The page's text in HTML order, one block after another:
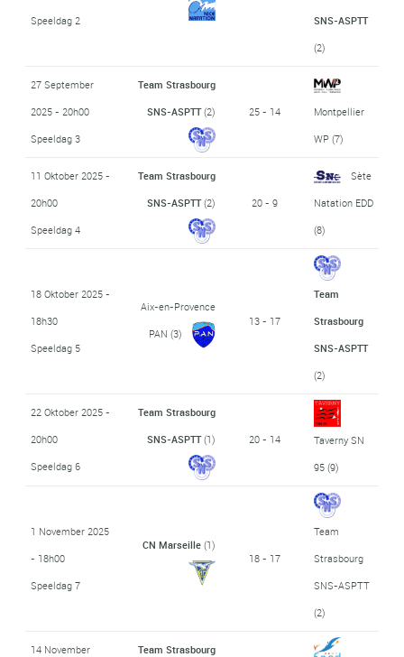
Speeldag 2
SNS-ASPTT
(2)
27 September
2025 - 20h00
Speeldag 3
Team Strasbourg
SNS-ASPTT(2) 25 - 14
Montpellier
WP(7)
11 Oktober 2025 -
20h00
Speeldag 4
Team Strasbourg
SNS-ASPTT(2) 20 - 9
Sète
Natation EDD
(8)
18 Oktober 2025 -
18h30
Speeldag 5
Aix-en-Provence
PAN (3)
13 - 17
Team
Strasbourg
SNS-ASPTT
(2)
22 Oktober 2025 -
20h00
Speeldag 6
Team Strasbourg
SNS-ASPTT(1) 20 - 14
Taverny SN
95(9)
1 November 2025
- 18h00
Speeldag 7
CN Marseille(1)
18 - 17
Team
Strasbourg
SNS-ASPTT
(2)
14 November
Team Strasbourg